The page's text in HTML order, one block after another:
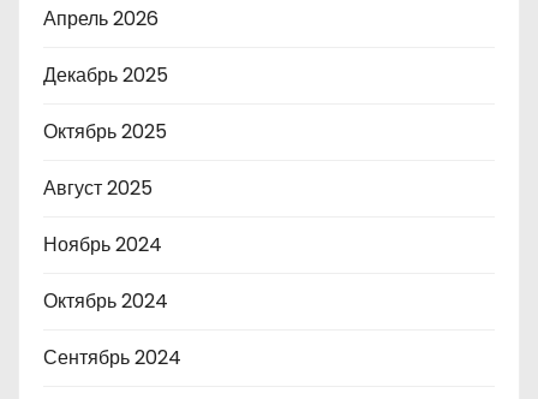
Апрель 2026
Декабрь 2025
Октябрь 2025
Август 2025
Ноябрь 2024
Октябрь 2024
Сентябрь 2024